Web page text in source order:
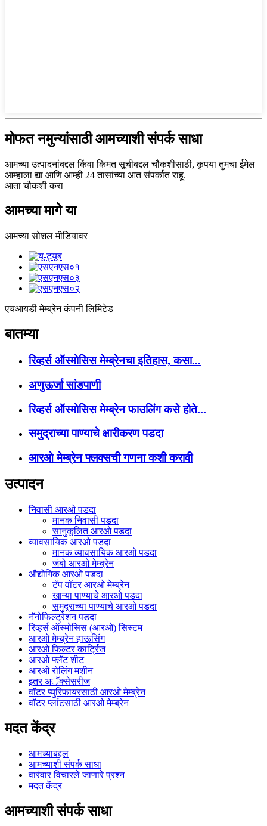
मोफत नमुन्यांसाठी आमच्याशी संपर्क साधा
आमच्या उत्पादनांबद्दल किंवा किंमत सूचीबद्दल चौकशीसाठी, कृपया तुमचा ईमेल
आम्हाला द्या आणि आम्ही 24 तासांच्या आत संपर्कात राहू.
आता चौकशी करा
आमच्या मागे या
आमच्या सोशल मीडियावर
एचआयडी मेम्ब्रेन कंपनी लिमिटेड
बातम्या
रिव्हर्स ऑस्मोसिस मेम्ब्रेनचा इतिहास, कसा...
अणुऊर्जा सांडपाणी
रिव्हर्स ऑस्मोसिस मेम्ब्रेन फाउलिंग कसे होते...
समुद्राच्या पाण्याचे क्षारीकरण पडदा
आरओ मेम्ब्रेन फ्लक्सची गणना कशी करावी
उत्पादन
निवासी आरओ पडदा
मानक निवासी पडदा
सानुकूलित आरओ पडदा
व्यावसायिक आरओ पडदा
मानक व्यावसायिक आरओ पडदा
जंबो आरओ मेम्ब्रेन
औद्योगिक आरओ पडदा
टॅप वॉटर आरओ मेम्ब्रेन
खाऱ्या पाण्याचे आरओ पडदा
समुद्राच्या पाण्याचे आरओ पडदा
नॅनोफिल्ट्रेशन पडदा
रिव्हर्स ऑस्मोसिस (आरओ) सिस्टम
आरओ मेम्ब्रेन हाऊसिंग
आरओ फिल्टर कार्ट्रिज
आरओ फ्लॅट शीट
आरओ रोलिंग मशीन
इतर अॅक्सेसरीज
वॉटर प्युरिफायरसाठी आरओ मेम्ब्रेन
वॉटर प्लांटसाठी आरओ मेम्ब्रेन
मदत केंद्र
आमच्याबद्दल
आमच्याशी संपर्क साधा
वारंवार विचारले जाणारे प्रश्न
मदत केंद्र
आमच्याशी संपर्क साधा